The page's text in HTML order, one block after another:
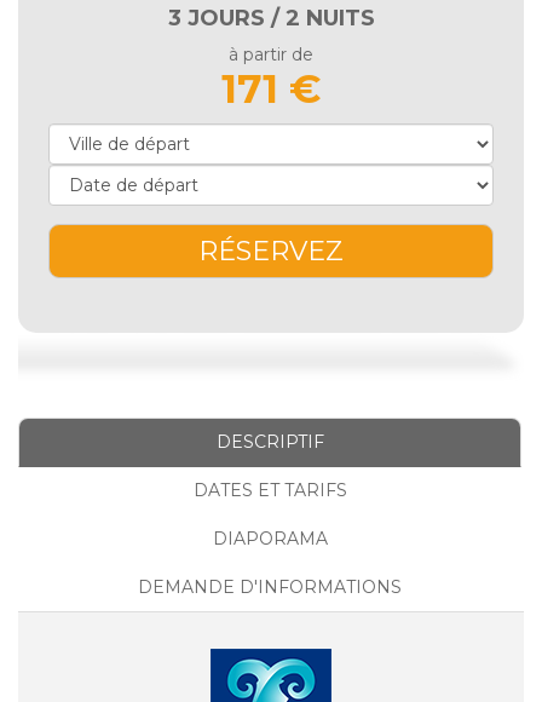
3 JOURS / 2 NUITS
à partir de
171 €
RÉSERVEZ
DESCRIPTIF
DATES ET TARIFS
DIAPORAMA
DEMANDE D'INFORMATIONS